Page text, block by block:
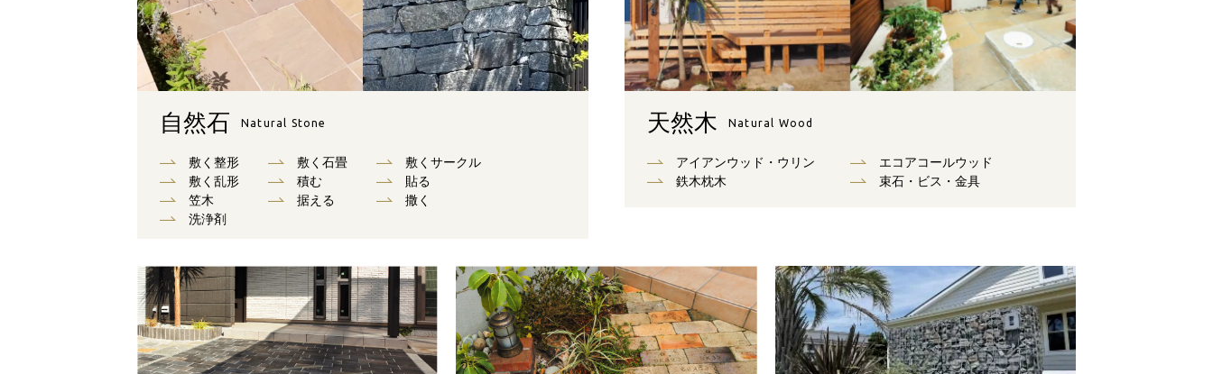
自然石 Natural Stone
敷く整形 敷く石畳
敷くサークル
敷く乱形
積む
貼る
笠木
据える
撒く
洗浄剤
天然木 Natural Wood
アイアンウッド・ウリン
エコアコールウッド
鉄木枕木
束⽯・ビス・⾦具